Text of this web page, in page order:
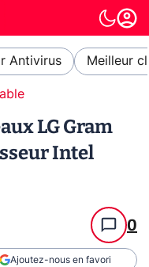
Antivirus Meilleur
LG Gram
Intel
0
Ajoutez-nous en favori